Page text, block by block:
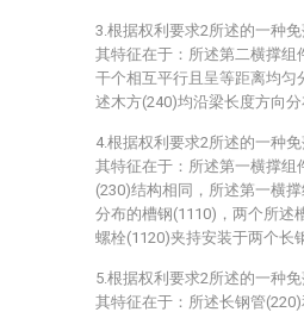
3.根据权利要求2所述的一种
其特征在于：所述第二横撑组
干个相互平行且呈等距离均匀
述木方(240)均沿梁长度方向分
4.根据权利要求2所述的一种
其特征在于：所述第一横撑组
(230)结构相同，所述第一横
分布的槽钢(1110)，两个所述
螺栓(1120)夹持安装于两个长
5.根据权利要求2所述的一种
其特征在于：所述长钢管